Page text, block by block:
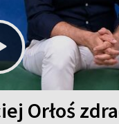
Orłoś